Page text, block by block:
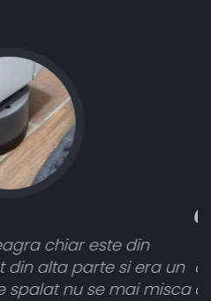
și funcționează
din spate. A primit toate
nu a funcționat,